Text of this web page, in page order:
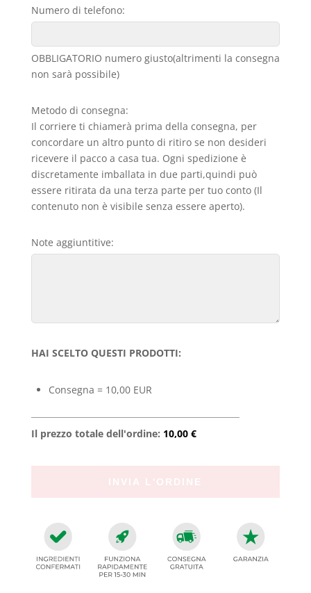
Numero di telefono:
OBBLIGATORIO numero giusto(altrimenti la consegna
non sarà possibile)
Metodo di consegna:
Il corriere ti chiamerà prima della consegna, per
concordare un altro punto di ritiro se non desideri
ricevere il pacco a casa tua. Ogni spedizione è
discretamente imballata in due parti,quindi può
essere ritirata da una terza parte per tuo conto (Il
contenuto non è visibile senza essere aperto).
Note aggiuntitive:
HAI SCELTO QUESTI PRODOTTI:
Consegna = 10,00 EUR
Il prezzo totale dell'ordine: 10,00 €